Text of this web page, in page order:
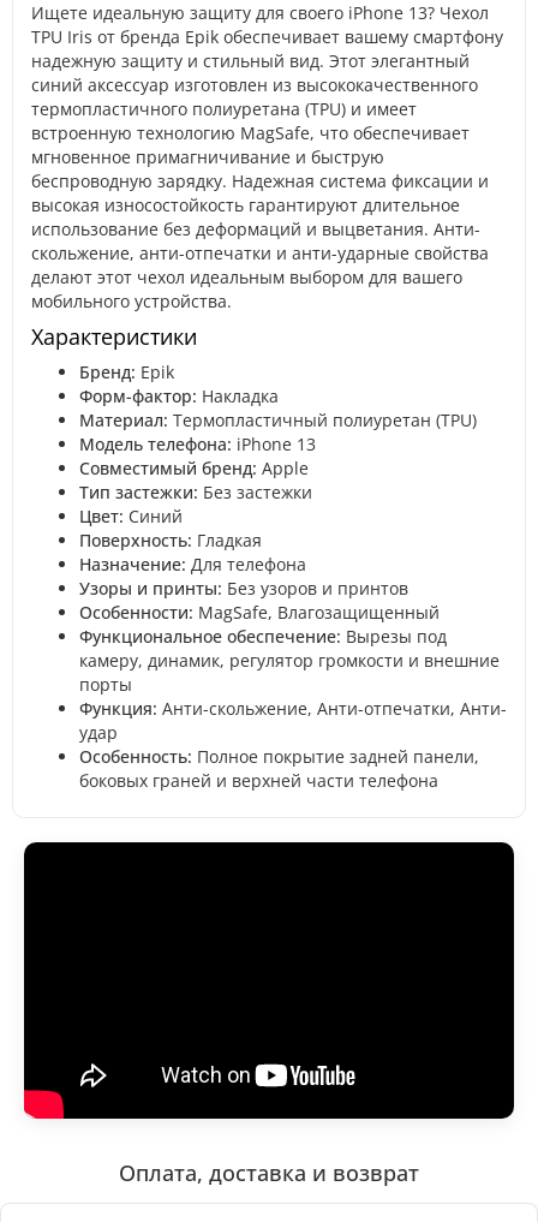
Ищете идеальную защиту для своего iPhone 13? Чехол
TPU Iris от бренда Epik обеспечивает вашему смартфону
надежную защиту и стильный вид. Этот элегантный
синий аксессуар изготовлен из высококачественного
термопластичного полиуретана (TPU) и имеет
встроенную технологию MagSafe, что обеспечивает
мгновенное примагничивание и быструю
беспроводную зарядку. Надежная система фиксации и
высокая износостойкость гарантируют длительное
использование без деформаций и выцветания. Анти-
скольжение, анти-отпечатки и анти-ударные свойства
делают этот чехол идеальным выбором для вашего
мобильного устройства.
Характеристики
Бренд: Epik
Форм-фактор: Накладка
Материал: Термопластичный полиуретан (TPU)
Модель телефона: iPhone 13
Совместимый бренд: Apple
Тип застежки: Без застежки
Цвет: Синий
Поверхность: Гладкая
Назначение: Для телефона
Узоры и принты: Без узоров и принтов
Особенности: MagSafe, Влагозащищенный
Функциональное обеспечение: Вырезы под
камеру, динамик, регулятор громкости и внешние
порты
Функция: Анти-скольжение, Анти-отпечатки, Анти-
удар
Особенность: Полное покрытие задней панели,
боковых граней и верхней части телефона
Оплата, доставка и возврат